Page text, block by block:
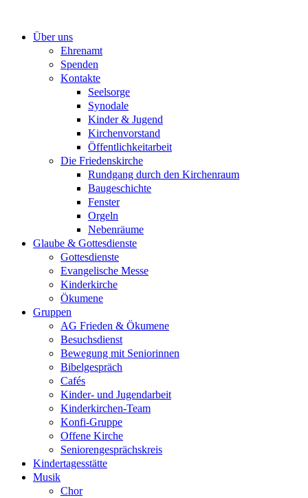
springenÜber uns
Ehrenamt
Spenden
Kontakte
Seelsorge
Synodale
Kinder & Jugend
Kirchenvorstand
Öffentlichkeitarbeit
Die Friedenskirche
Rundgang durch den Kirchenraum
Baugeschichte
Fenster
Orgeln
Nebenräume
Glaube & Gottesdienste
Gottesdienste
Evangelische Messe
Kinderkirche
Ökumene
Gruppen
AG Frieden & Ökumene
Besuchsdienst
Bewegung mit Seniorinnen
Bibelgespräch
Cafés
Kinder- und Jugendarbeit
Kinderkirchen-Team
Konfi-Gruppe
Offene Kirche
Seniorengesprächskreis
Kindertagesstätte
Musik
Chor